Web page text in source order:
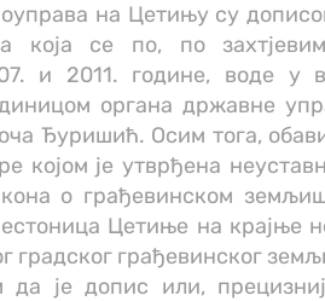
на Цетињу су
која се по, по
и 2011. године, воде у
органа државне
Ђуришић. Осим тога,
којом је утврђена
о грађевинском
Цетиње на крајње
градског грађевинског
је допис или,